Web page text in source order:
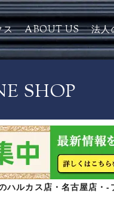
ス ABOUT US 法人
SHOP
ルカス店・名古屋店・-